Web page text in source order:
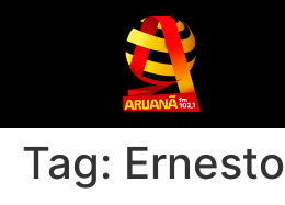
Tag: Ernesto